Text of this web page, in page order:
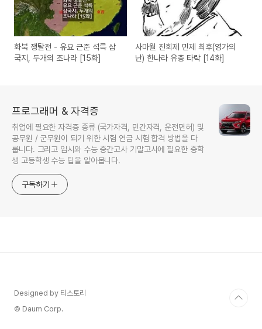
화북 쟁탈전 - 유요 근준 석륵 삼
국지, 두개의 조나라 [15화]
사마월 진회제 민제 최후(영가의
난) 한나라 유총 타락 [14화]
프로그래머 & 자격증
취업에 필요한 자격증 종류 (국가자격, 민간자격, 운전면허) 및
공무원 / 군무원이 되기 위한 시험 연금 시험 합격 방법을 다
룹니다. 그리고 입시와 수능 중간고사 기말고사에 필요한 중학
생 고등학생 수능 팁을 알아봅니다.
구독하기
Designed by 티스토리
© Daum Corp.